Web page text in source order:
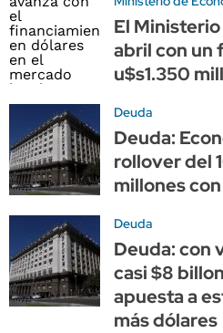
El
abril con un
u$s1.350
Deuda
Deuda:
rollover del
millones
Deuda
Deuda: con
casi $8
apuesta a
más dólares